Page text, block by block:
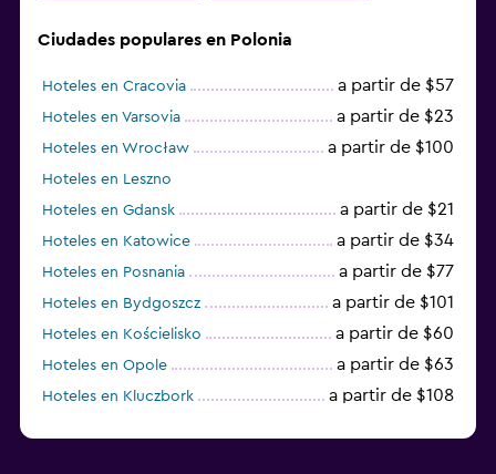
Ciudades populares en Polonia
Hoteles en Cracovia a partir de $57
Hoteles en Varsovia a partir de $23
Hoteles en Wrocław a partir de $100
Hoteles en Leszno
Hoteles en Gdansk
a partir de $21
Hoteles en Katowice a partir de $34
Hoteles en Posnania a partir de $77
Hoteles en Bydgoszcz a partir de $101
Hoteles en Kościelisko a partir de $60
Hoteles en Opole a partir de $63
Hoteles en Kluczbork a partir de $108